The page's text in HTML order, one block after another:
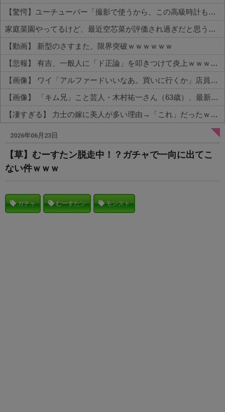
【驚愕】ユーチューバー「撮影で使うから、この高級時計も車もぜ～んぶ経費でタダ！ｗ」←まさかコレ本気にしてる奴なんておらんよな？よな？w w w w w w w w w w w
家庭菜園やってるけど、最近空芯菜が評価され過ぎだと思う！！！！！
【動画】 新型のさすまた、限界突破ｗｗｗｗｗｗ
【悲報】 有吉、一般人に「ド正論」を叩きつけて炎上ｗｗｗｗｗｗｗｗ
【画像】 ワイ「アルファードいいなあ。買いに行くか」店員「ほいっ見積もりな！」ワイ「金額おかしくね？」←お前らもそう思うよな？？？？？
【画像】 「キム兄」こと芸人・木村祐一さん（63歳）、最新の松本人志さんとのツーショットが完全に別人だとネット騒然！ 「マジで誰かわからん」...
【凄すぎる】 力士の嫁に美人が多い理由→「これ」だったｗｗｗｗｗｗｗ
Powered by livedoor 相互RSS
2026年06月23日
【草】むーすたン脱走中！？ガチャで一向に出てこ
ない件ｗｗｗ
ガチャ むーすたン モンスト